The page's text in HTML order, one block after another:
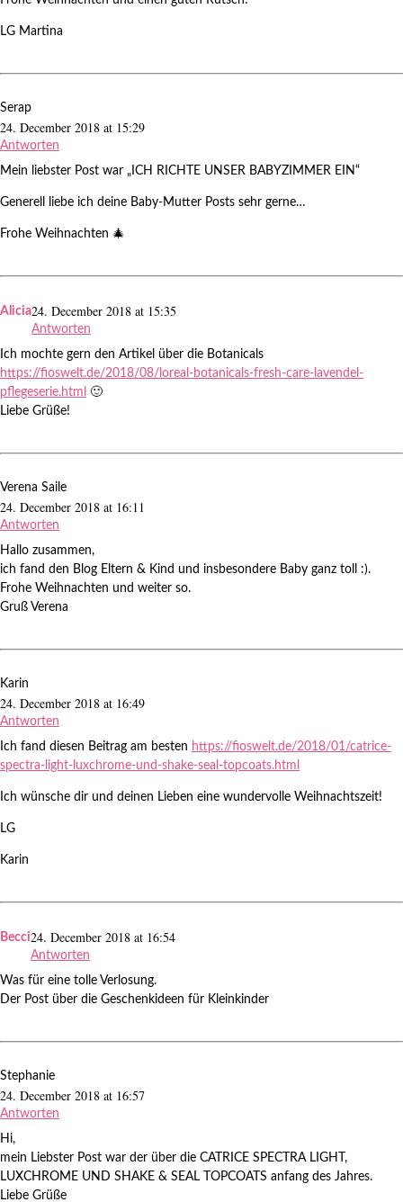
LG Martina
Serap
24. December 2018 at 15:29
Antworten
Mein liebster Post war „ICH RICHTE UNSER BABYZIMMER EIN“
Generell liebe ich deine Baby-Mutter Posts sehr gerne…
Frohe Weihnachten 🎄
Alicia24. December 2018 at 15:35
Antworten
Ich mochte gern den Artikel über die Botanicals
https://fioswelt.de/2018/08/loreal-botanicals-fresh-care-lavendel-
pflegeserie.html 🙂
Liebe Grüße!
Verena Saile
24. December 2018 at 16:11
Antworten
Hallo zusammen,
ich fand den Blog Eltern & Kind und insbesondere Baby ganz toll :).
Frohe Weihnachten und weiter so.
Gruß Verena
Karin
24. December 2018 at 16:49
Antworten
Ich fand diesen Beitrag am besten https://fioswelt.de/2018/01/catrice-
spectra-light-luxchrome-und-shake-seal-topcoats.html
Ich wünsche dir und deinen Lieben eine wundervolle Weihnachtszeit!
LG
Karin
Becci24. December 2018 at 16:54
Antworten
Was für eine tolle Verlosung.
Der Post über die Geschenkideen für Kleinkinder
Stephanie
24. December 2018 at 16:57
Antworten
Hi,
mein Liebster Post war der über die CATRICE SPECTRA LIGHT,
LUXCHROME UND SHAKE & SEAL TOPCOATS anfang des Jahres.
Liebe Grüße